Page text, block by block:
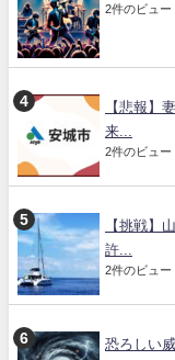
2件のビュー
【悲報】
来...
2件のビュー
【挑戦】
許...
2件のビュー
恐ろしい